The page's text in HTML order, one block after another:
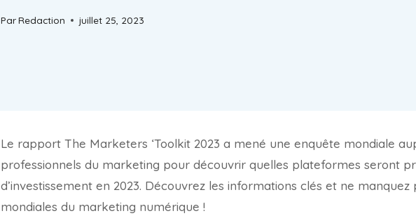
ParRedaction juillet 25, 2023
Le rapport The Marketers ‘Toolkit 2023 a mené une enquête mondiale
professionnels du marketing pour découvrir quelles plateformes seront
d’investissement en 2023. Découvrez les informations clés et ne manquez
mondiales du marketing numérique !